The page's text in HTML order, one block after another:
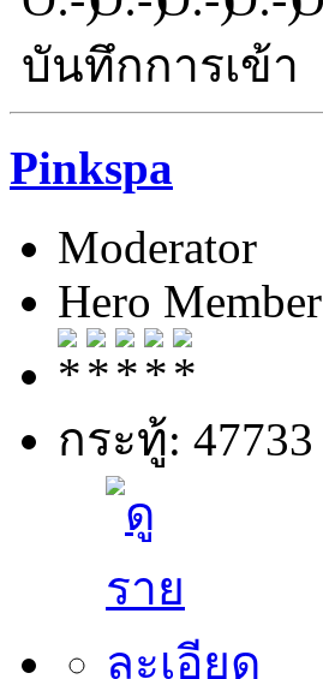
บันทึกการเข้า
Pinkspa
Moderator
Hero Member
กระทู้: 47733